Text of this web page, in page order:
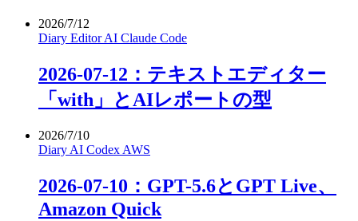
2026/7/12
Diary EditorAI Claude Code
2026-07-12：テキストエディター
「with」とAIレポートの型
2026/7/10
Diary AI Codex AWS
2026-07-10：GPT-5.6とGPT Live、
Amazon Quick